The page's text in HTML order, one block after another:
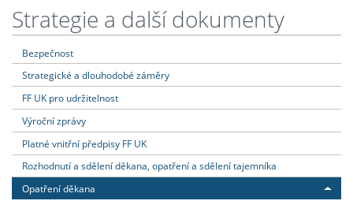
Strategie a další dokumenty
Bezpečnost
Strategické a dlouhodobé záměry
FF UK pro udržitelnost
Výroční zprávy
Platné vnitřní předpisy FF UK
Rozhodnutí a sdělení děkana, opatření a sdělení tajemníka
Opatření děkana